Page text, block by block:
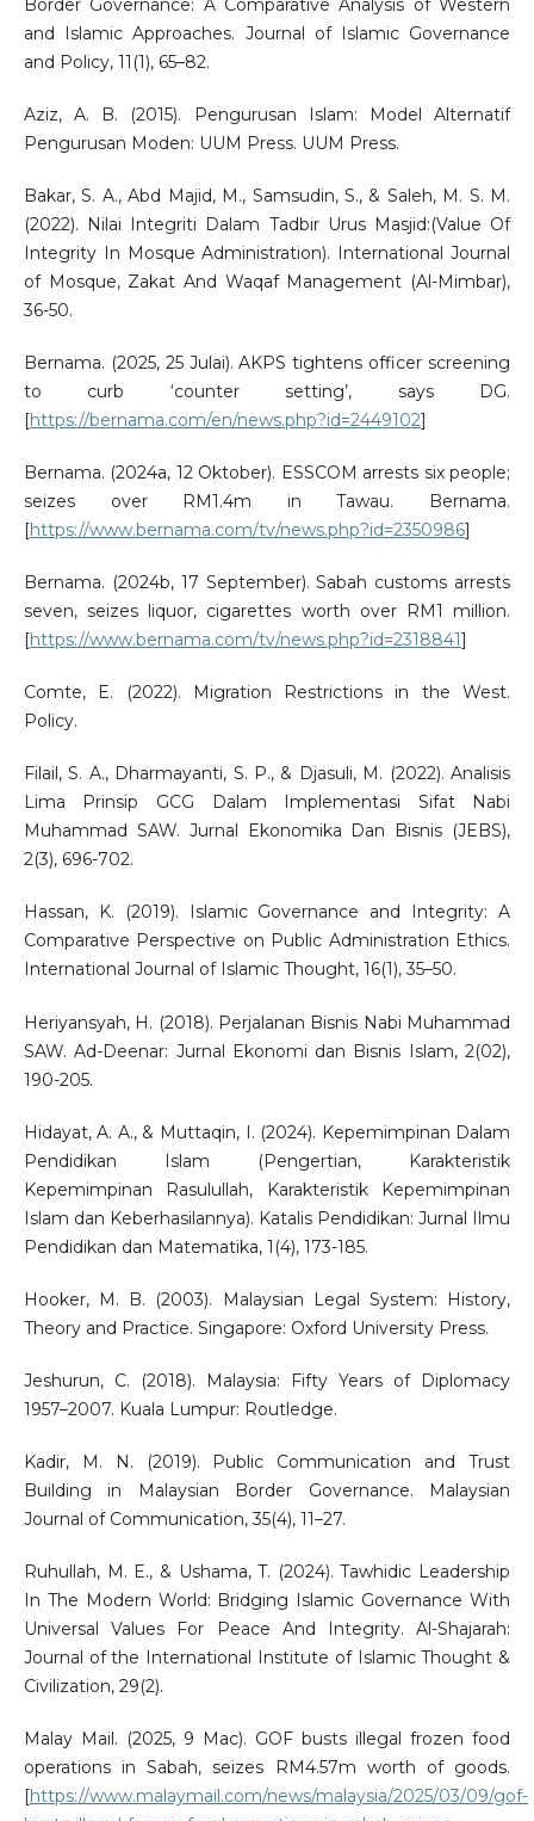
Border Governance: A Comparative Analysis of Western
and Islamic Approaches. Journal of Islamic Governance
and Policy, 11(1), 65–82.
Aziz, A. B. (2015). Pengurusan Islam: Model Alternatif
Pengurusan Moden: UUM Press. UUM Press.
Bakar, S. A., Abd Majid, M., Samsudin, S., & Saleh, M. S. M.
(2022). Nilai Integriti Dalam Tadbir Urus Masjid:(Value Of
Integrity In Mosque Administration). International Journal
of Mosque, Zakat And Waqaf Management (Al-Mimbar),
36-50.
Bernama. (2025, 25 Julai). AKPS tightens officer screening
to curb ‘counter setting’, says DG.
[https://bernama.com/en/news.php?id=2449102]
Bernama. (2024a, 12 Oktober). ESSCOM arrests six people;
seizes over RM1.4m in Tawau. Bernama.
[https://www.bernama.com/tv/news.php?id=2350986]
Bernama. (2024b, 17 September). Sabah customs arrests
seven, seizes liquor, cigarettes worth over RM1 million.
[https://www.bernama.com/tv/news.php?id=2318841]
Comte, E. (2022). Migration Restrictions in the West.
Policy.
Filail, S. A., Dharmayanti, S. P., & Djasuli, M. (2022). Analisis
Lima Prinsip GCG Dalam Implementasi Sifat Nabi
Muhammad SAW. Jurnal Ekonomika Dan Bisnis (JEBS),
2(3), 696-702.
Hassan, K. (2019). Islamic Governance and Integrity: A
Comparative Perspective on Public Administration Ethics.
International Journal of Islamic Thought, 16(1), 35–50.
Heriyansyah, H. (2018). Perjalanan Bisnis Nabi Muhammad
SAW. Ad-Deenar: Jurnal Ekonomi dan Bisnis Islam, 2(02),
190-205.
Hidayat, A. A., & Muttaqin, I. (2024). Kepemimpinan Dalam
Pendidikan Islam (Pengertian, Karakteristik
Kepemimpinan Rasulullah, Karakteristik Kepemimpinan
Islam dan Keberhasilannya). Katalis Pendidikan: Jurnal Ilmu
Pendidikan dan Matematika, 1(4), 173-185.
Hooker, M. B. (2003). Malaysian Legal System: History,
Theory and Practice. Singapore: Oxford University Press.
Jeshurun, C. (2018). Malaysia: Fifty Years of Diplomacy
1957–2007. Kuala Lumpur: Routledge.
Kadir, M. N. (2019). Public Communication and Trust
Building in Malaysian Border Governance. Malaysian
Journal of Communication, 35(4), 11–27.
Ruhullah, M. E., & Ushama, T. (2024). Tawhidic Leadership
In The Modern World: Bridging Islamic Governance With
Universal Values For Peace And Integrity. Al-Shajarah:
Journal of the International Institute of Islamic Thought &
Civilization, 29(2).
Malay Mail. (2025, 9 Mac). GOF busts illegal frozen food
operations in Sabah, seizes RM4.57m worth of goods.
[https://www.malaymail.com/news/malaysia/2025/03/09/gof-